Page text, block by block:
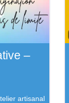
–
artisanal